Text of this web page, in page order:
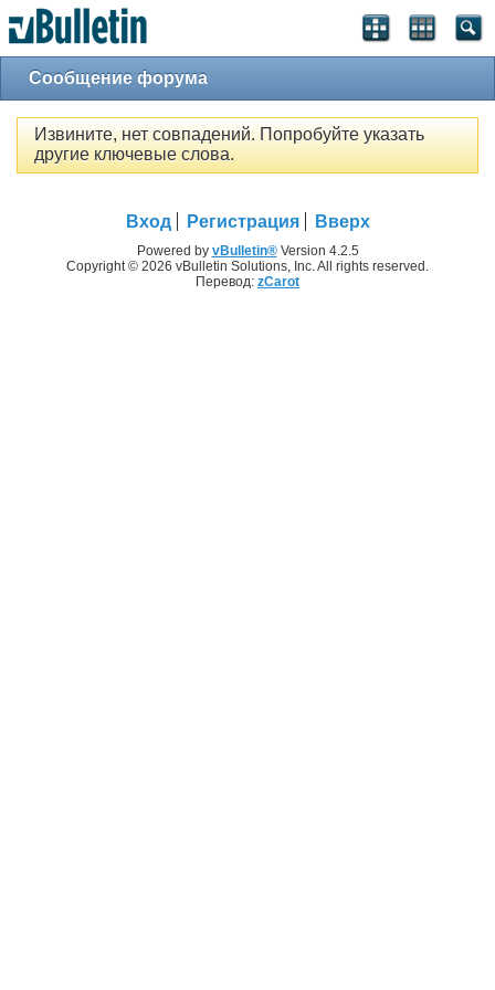
Сообщение форума
Извините, нет совпадений. Попробуйте указать
другие ключевые слова.
Вход Регистрация Вверх
Powered by vBulletin®Version 4.2.5
Copyright © 2026 vBulletin Solutions, Inc. All rights reserved.
Перевод: zCarot